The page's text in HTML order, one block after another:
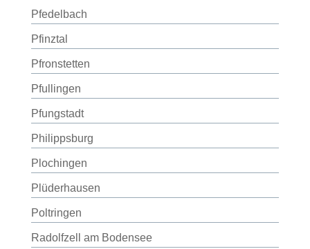
Pfedelbach
Pfinztal
Pfronstetten
Pfullingen
Pfungstadt
Philippsburg
Plochingen
Plüderhausen
Poltringen
Radolfzell am Bodensee